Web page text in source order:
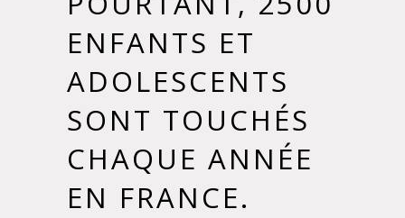
ENFANTS ET
ADOLESCENTS
SONT TOUCHÉS
CHAQUE ANNÉE
EN FRANCE.